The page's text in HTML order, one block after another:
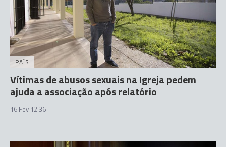
PAÍS
Vítimas de abusos sexuais na Igreja pedem
ajuda a associação após relatório
16 Fev 12:36